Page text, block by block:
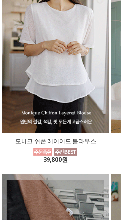
모니크 쉬폰 레이어드 블라우스
39,800원